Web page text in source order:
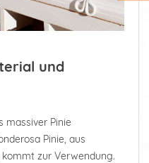
und
massiver Pinie
Pinie, aus
zur Verwendung.